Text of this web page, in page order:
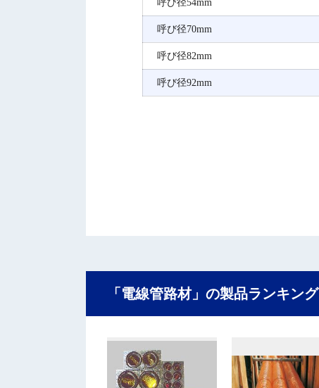
呼び径54mm
呼び径70mm
呼び径82mm
呼び径92mm
「電線管路材」の製品ランキング